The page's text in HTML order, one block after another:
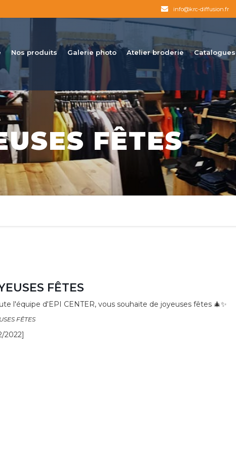
info@krc-diffusion.fr
Nos produits Galerie photo Atelier broderie Catalogues
FÊTES
FÊTES
l'équipe d'EPI CENTER, vous souhaite de joyeuses fêtes 🎄✨
FÊTES
2022]